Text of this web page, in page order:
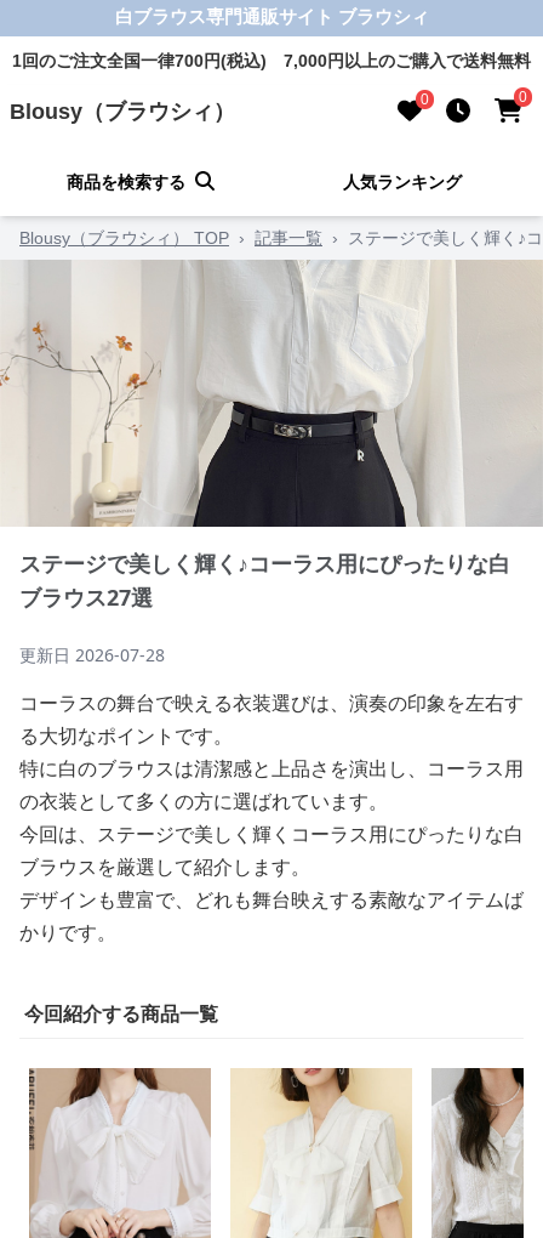
白ブラウス専門通販サイト ブラウシィ
1回のご注文全国一律700円(税込) 7,000円以上のご購入で送料無料
Blousy（ブラウシィ） 0 0
商品を検索する 人気ランキング
Blousy（ブラウシィ） TOP › 記事一覧 › ステージで美しく輝く♪
ステージで美しく輝く♪コーラス用にぴったりな白
ブラウス27選
更新日 2026-07-28
コーラスの舞台で映える衣装選びは、演奏の印象を左右す
る大切なポイントです。
特に白のブラウスは清潔感と上品さを演出し、コーラス用
の衣装として多くの方に選ばれています。
今回は、ステージで美しく輝くコーラス用にぴったりな白
ブラウスを厳選して紹介します。
デザインも豊富で、どれも舞台映えする素敵なアイテムば
かりです。
今回紹介する商品一覧